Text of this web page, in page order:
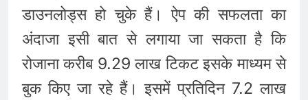
डाउनलोड्स हो चुके हैं। ऐप की सफलता का
अंदाजा इसी बात से लगाया जा सकता है कि
रोजाना करीब 9.29 लाख टिकट इसके माध्यम से
बुक किए जा रहे हैं। इसमें प्रतिदिन 7.2 लाख